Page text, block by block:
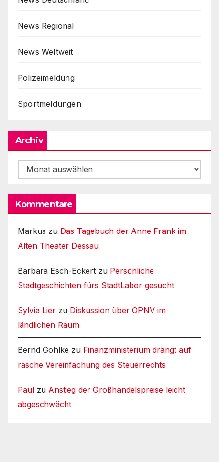
News Regional
News Weltweit
Polizeimeldung
Sportmeldungen
Archiv
Archiv
Kommentare
Markus zu Das Tagebuch der Anne Frank im
Alten Theater Dessau
Barbara Esch-Eckert zu Persönliche
Stadtgeschichten fürs StadtLabor gesucht
Sylvia Lier zu Diskussion über ÖPNV im
ländlichen Raum
Bernd Gohlke zu Finanzministerium drängt auf
rasche Vereinfachung des Steuerrechts
Paul zu Anstieg der Großhandelspreise leicht
abgeschwächt